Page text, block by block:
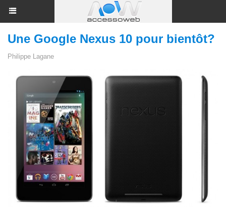
Une Google Nexus 10 pour bientôt?
Philippe Lagane